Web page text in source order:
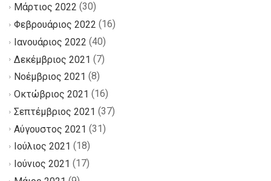
Μάρτιος 2022 (30)
Φεβρουάριος 2022 (16)
Ιανουάριος 2022 (40)
Δεκέμβριος 2021 (7)
Νοέμβριος 2021 (8)
Οκτώβριος 2021 (16)
Σεπτέμβριος 2021 (37)
Αύγουστος 2021 (31)
Ιούλιος 2021 (18)
Ιούνιος 2021 (17)